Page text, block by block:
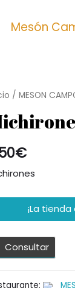
Mesón
/ MESON
€
¡La
Consultar